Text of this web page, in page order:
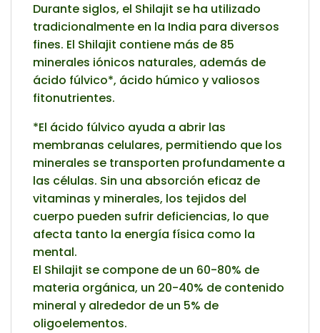
Durante siglos, el Shilajit se ha utilizado
tradicionalmente en la India para diversos
fines. El Shilajit contiene más de 85
minerales iónicos naturales, además de
ácido fúlvico*, ácido húmico y valiosos
fitonutrientes.
*El ácido fúlvico ayuda a abrir las
membranas celulares, permitiendo que los
minerales se transporten profundamente a
las células. Sin una absorción eficaz de
vitaminas y minerales, los tejidos del
cuerpo pueden sufrir deficiencias, lo que
afecta tanto la energía física como la
mental.
El Shilajit se compone de un 60-80% de
materia orgánica, un 20-40% de contenido
mineral y alrededor de un 5% de
oligoelementos.